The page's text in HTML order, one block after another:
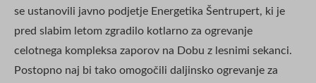
se ustanovili javno podjetje Energetika Šentrupert, ki je
pred slabim letom zgradilo kotlarno za ogrevanje
celotnega kompleksa zaporov na Dobu z lesnimi sekanci.
Postopno naj bi tako omogočili daljinsko ogrevanje za